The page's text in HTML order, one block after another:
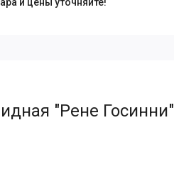
"Рене Госинни"